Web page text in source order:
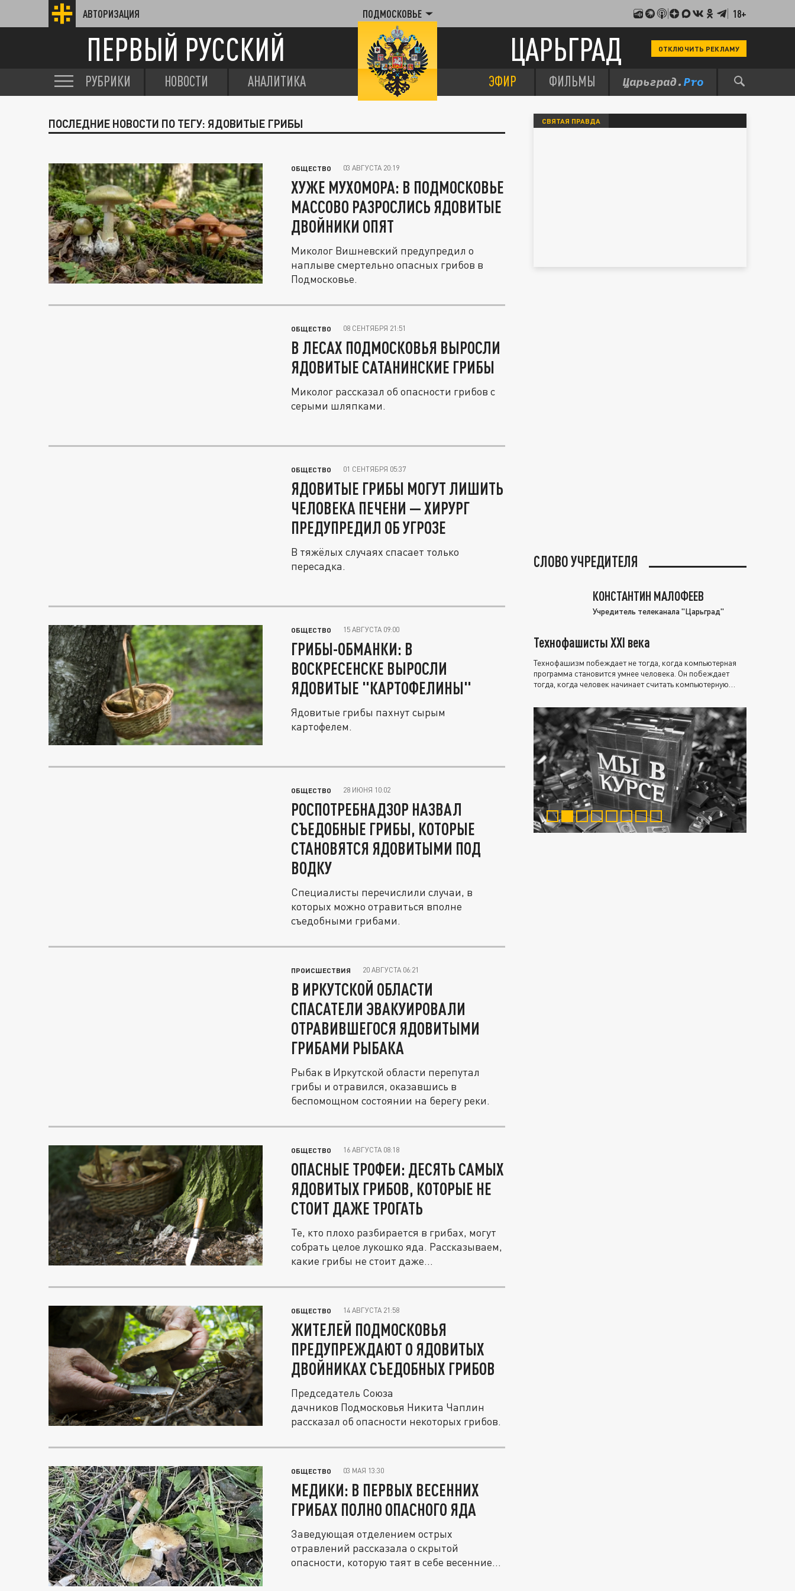
АВТОРИЗАЦИЯ ПОДМОСКОВЬЕ 18+
ПЕРВЫЙ РУССКИЙ ЦАРЬГРАД ОТКЛЮЧИТЬ РЕКЛАМУ
РУБРИКИ НОВОСТИ АНАЛИТИКА ЭФИР ФИЛЬМЫ
ПОСЛЕДНИЕ НОВОСТИ ПО ТЕГУ: ЯДОВИТЫЕ ГРИБЫ
ОБЩЕСТВО 03 АВГУСТА 20:19
ХУЖЕ МУХОМОРА: В ПОДМОСКОВЬЕ
МАССОВО РАЗРОСЛИСЬ ЯДОВИТЫЕ
ДВОЙНИКИ ОПЯТ
Миколог Вишневский предупредил о
наплыве смертельно опасных грибов в
Подмосковье.
ОБЩЕСТВО 08 СЕНТЯБРЯ 21:51
В ЛЕСАХ ПОДМОСКОВЬЯ ВЫРОСЛИ
ЯДОВИТЫЕ САТАНИНСКИЕ ГРИБЫ
Миколог рассказал об опасности грибов с
серыми шляпками.
ОБЩЕСТВО 01 СЕНТЯБРЯ 05:37
ЯДОВИТЫЕ ГРИБЫ МОГУТ ЛИШИТЬ
ЧЕЛОВЕКА ПЕЧЕНИ — ХИРУРГ
ПРЕДУПРЕДИЛ ОБ УГРОЗЕ
В тяжёлых случаях спасает только
пересадка.
ОБЩЕСТВО 15 АВГУСТА 09:00
ГРИБЫ-ОБМАНКИ: В
ВОСКРЕСЕНСКЕ ВЫРОСЛИ
ЯДОВИТЫЕ "КАРТОФЕЛИНЫ"
Ядовитые грибы пахнут сырым
картофелем.
ОБЩЕСТВО 28 ИЮНЯ 10:02
РОСПОТРЕБНАДЗОР НАЗВАЛ
СЪЕДОБНЫЕ ГРИБЫ, КОТОРЫЕ
СТАНОВЯТСЯ ЯДОВИТЫМИ ПОД
ВОДКУ
Специалисты перечислили случаи, в
которых можно отравиться вполне
съедобными грибами.
ПРОИСШЕСТВИЯ 20 АВГУСТА 06:21
В ИРКУТСКОЙ ОБЛАСТИ
СПАСАТЕЛИ ЭВАКУИРОВАЛИ
ОТРАВИВШЕГОСЯ ЯДОВИТЫМИ
ГРИБАМИ РЫБАКА
Рыбак в Иркутской области перепутал
грибы и отравился, оказавшись в
беспомощном состоянии на берегу реки.
ОБЩЕСТВО 16 АВГУСТА 08:18
ОПАСНЫЕ ТРОФЕИ: ДЕСЯТЬ САМЫХ
ЯДОВИТЫХ ГРИБОВ, КОТОРЫЕ НЕ
СТОИТ ДАЖЕ ТРОГАТЬ
Те, кто плохо разбирается в грибах, могут
собрать целое лукошко яда. Рассказываем,
какие грибы не стоит даже...
ОБЩЕСТВО 14 АВГУСТА 21:58
ЖИТЕЛЕЙ ПОДМОСКОВЬЯ
ПРЕДУПРЕЖДАЮТ О ЯДОВИТЫХ
ДВОЙНИКАХ СЪЕДОБНЫХ ГРИБОВ
Председатель Союза
дачников Подмосковья Никита Чаплин
рассказал об опасности некоторых грибов.
ОБЩЕСТВО 03 МАЯ 13:30
МЕДИКИ: В ПЕРВЫХ ВЕСЕННИХ
ГРИБАХ ПОЛНО ОПАСНОГО ЯДА
Заведующая отделением острых
отравлений рассказала о скрытой
опасности, которую таят в себе весенние
СВЯТАЯ ПРАВДА
СЛОВО УЧРЕДИТЕЛЯ
КОНСТАНТИН МАЛОФЕЕВ
Учредитель телеканала "Царьград"
Технофашисты XXI века
Технофашизм побеждает не тогда, когда компьютерная
программа становится умнее человека. Он побеждает
тогда, когда человек начинает считать компьютерную